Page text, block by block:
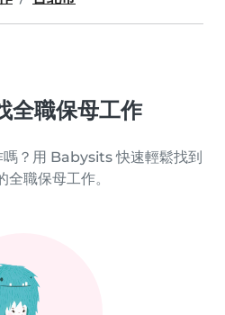
全職保母工作
？用 Babysits 快速輕鬆找到
全職保母工作。